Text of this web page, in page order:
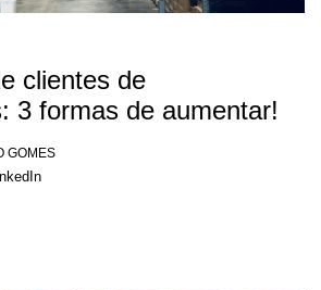
clientes de
3 formas de aumentar!
GOMES